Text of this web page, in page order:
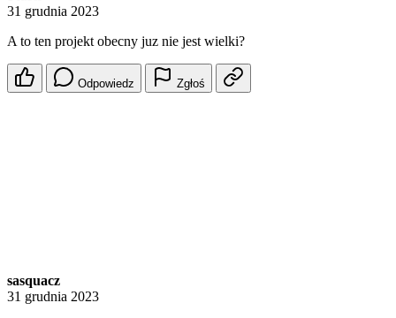
31 grudnia 2023
A to ten projekt obecny juz nie jest wielki?
Odpowiedz Zgłoś
sasquacz
31 grudnia 2023